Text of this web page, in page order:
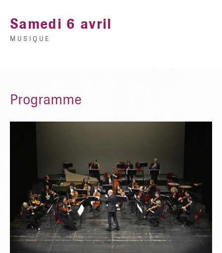
TAPER ENTRER POUR RECHERCHER OU ESC POUR FERMER
Samedi 6 avril
MUSIQUE
Programme